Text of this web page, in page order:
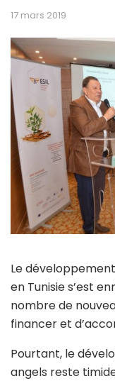
17 mars 2019
Le
en Tunisie s’est
nombre de
financer et
Pourtant, le
angels reste